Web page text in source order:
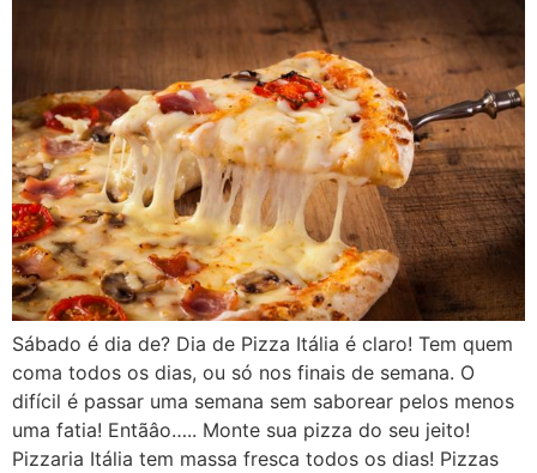
Sábado é dia de? Dia de Pizza Itália é claro! Tem quem
coma todos os dias, ou só nos finais de semana. O
difícil é passar uma semana sem saborear pelos menos
uma fatia! Entãâo….. Monte sua pizza do seu jeito!
Pizzaria Itália tem massa fresca todos os dias! Pizzas